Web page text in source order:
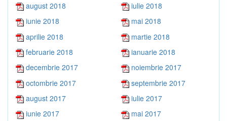
august 2018
iulie 2018
iunie 2018
mai 2018
aprilie 2018
martie 2018
februarie 2018
ianuarie 2018
decembrie 2017
noiembrie 2017
octombrie 2017
septembrie 2017
august 2017
iulie 2017
iunie 2017
mai 2017